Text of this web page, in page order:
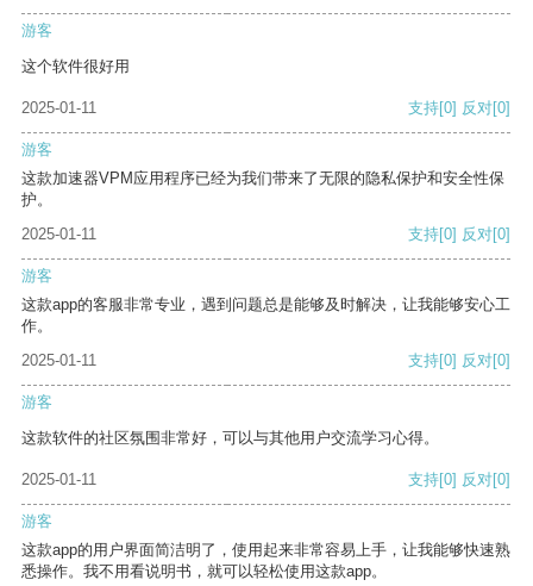
游客
这个软件很好用
2025-01-11 支持[0] 反对[0]
游客
这款加速器VPM应用程序已经为我们带来了无限的隐私保护和安全性保
护。
2025-01-11
支持[0] 反对[0]
游客
这款app的客服非常专业，遇到问题总是能够及时解决，让我能够安心工
作。
2025-01-11
支持[0] 反对[0]
游客
这款软件的社区氛围非常好，可以与其他用户交流学习心得。
2025-01-11 支持[0] 反对[0]
游客
这款app的用户界面简洁明了，使用起来非常容易上手，让我能够快速熟
悉操作。我不用看说明书，就可以轻松使用这款app。